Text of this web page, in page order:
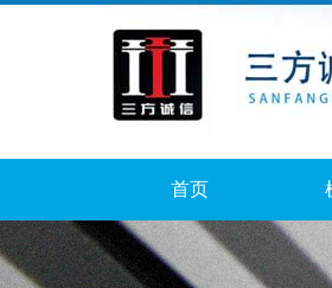
首页